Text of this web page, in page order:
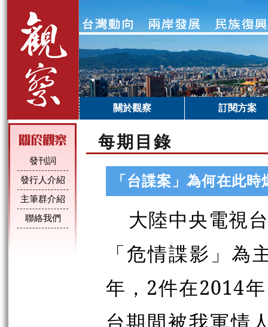
關於觀察 訂閱方案
發刊詞
發行人介紹
主筆群介紹
聯絡我們
每期目錄
「台諜案」為何在此
大陸中央電視
「危情諜影」
年，2件在2014
台期間被我軍情